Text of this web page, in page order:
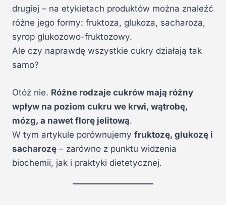
drugiej – na etykietach produktów można znaleźć
różne jego formy: fruktoza, glukoza, sacharoza,
syrop glukozowo-fruktozowy.
Ale czy naprawdę wszystkie cukry działają tak
samo?
Otóż nie. Różne rodzaje cukrów mają różny
wpływ na poziom cukru we krwi, wątrobę,
mózg, a nawet florę jelitową.
W tym artykule porównujemy fruktozę, glukozę i
sacharozę – zarówno z punktu widzenia
biochemii, jak i praktyki dietetycznej.